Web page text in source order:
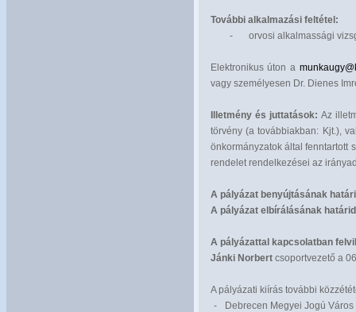
További alkalmazási feltétel:
-
orvosi alkalmassági
Elektronikus úton a
vagy személyesen Dr. Dienes
Illetmény és juttatások: Az
törvény (a továbbiakban: Kjt.),
önkormányzatok által fenntartott
rendelet rendelkezései az
A pályázat benyújtásának
A pályázat elbírálásának
A pályázattal kapcsolatban
Jánki Norbert csoportvezető a
A pályázati kiírás további
-
Debrecen Megyei Jogú